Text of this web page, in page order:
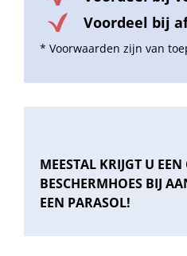
Voordeel bij
* Voorwaarden zijn van
MEESTAL KRIJGT U EEN
BESCHERMHOES BIJ
EEN PARASOL!